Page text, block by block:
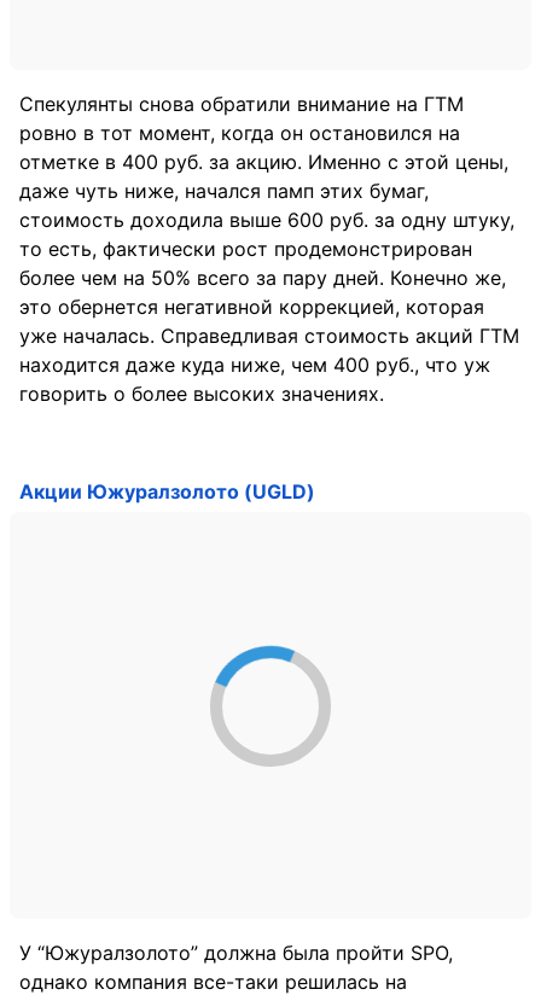
Спекулянты снова обратили внимание на ГТМ
ровно в тот момент, когда он остановился на
отметке в 400 руб. за акцию. Именно с этой цены,
даже чуть ниже, начался памп этих бумаг,
стоимость доходила выше 600 руб. за одну штуку,
то есть, фактически рост продемонстрирован
более чем на 50% всего за пару дней. Конечно же,
это обернется негативной коррекцией, которая
уже началась. Справедливая стоимость акций ГТМ
находится даже куда ниже, чем 400 руб., что уж
говорить о более высоких значениях.
Акции Южуралзолото (UGLD)
У “Южуралзолото” должна была пройти SPO,
однако компания все-таки решилась на